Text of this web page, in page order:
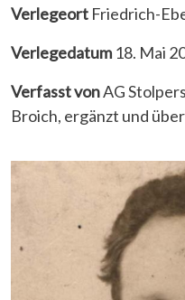
Verlegeort Friedrich-
Verlegedatum 18. Mai
Verfasst vonAG
Broich, ergänzt und